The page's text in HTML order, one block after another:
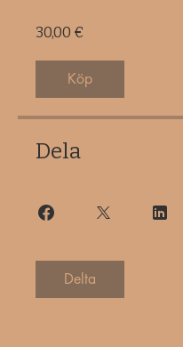
30,00 €
Köp
Dela
Delta